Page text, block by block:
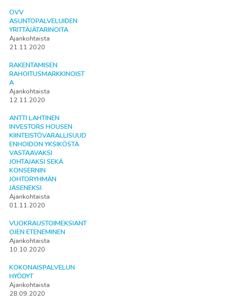
OVV
ASUNTOPALVELUIDEN
YRITTÄJÄTARINOITA
Ajankohtaista
21.11.2020
RAKENTAMISEN
RAHOITUSMARKKINOIST
A
Ajankohtaista
12.11.2020
ANTTI LAHTINEN
INVESTORS HOUSEN
KIINTEISTÖVARALLISUUD
ENHOIDON YKSIKÖSTÄ
VASTAAVAKSI
JOHTAJAKSI SEKÄ
KONSERNIN
JOHTORYHMÄN
JÄSENEKSI.
Ajankohtaista
01.11.2020
VUOKRAUSTOIMEKSIANT
OJEN ETENEMINEN
Ajankohtaista
10.10.2020
KOKONAISPALVELUN
HYÖDYT
Ajankohtaista
28.09.2020